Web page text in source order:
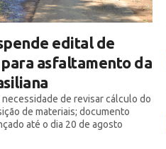
edital de
asfaltamento da
de revisar cálculo do
de materiais; documento
até o dia 20 de agosto